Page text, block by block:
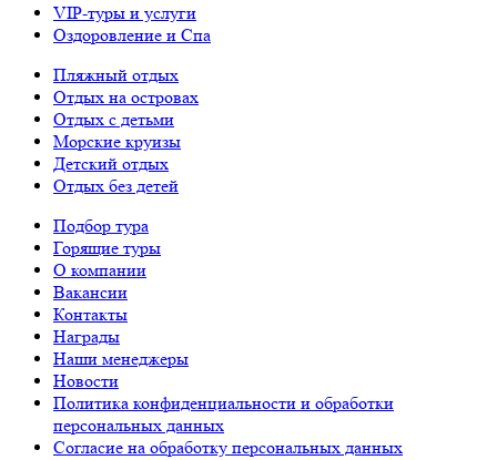
VIP-туры и услуги
Оздоровление и Спа
Пляжный отдых
Отдых на островах
Отдых с детьми
Морские круизы
Детский отдых
Отдых без детей
Подбор тура
Горящие туры
О компании
Вакансии
Контакты
Награды
Наши менеджеры
Новости
Политика конфиденциальности и обработки
персональных данных
Согласие на обработку персональных данных